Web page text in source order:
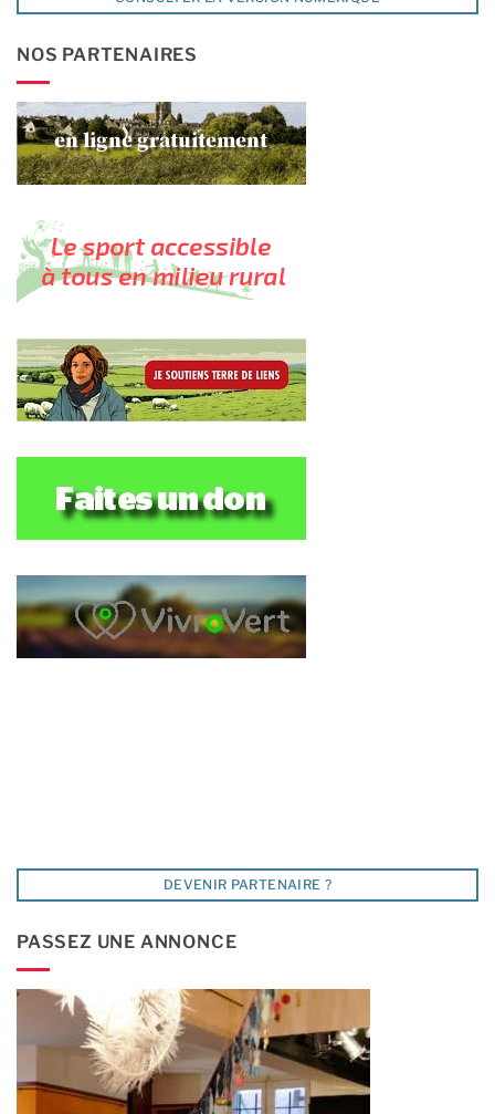
NOS PARTENAIRES
DEVENIR PARTENAIRE ?
PASSEZ UNE ANNONCE